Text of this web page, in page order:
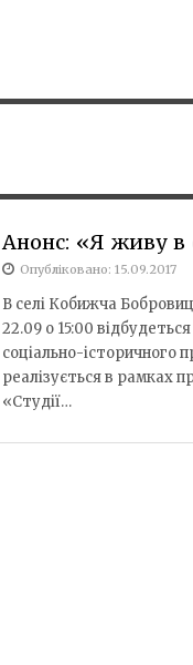
Анонс: «Я живу в
Опубліковано: 15.09.2017
В селі Кобижча
22.09 о 15:00
соціально-історичного
реалізується в рамках
«Студії…